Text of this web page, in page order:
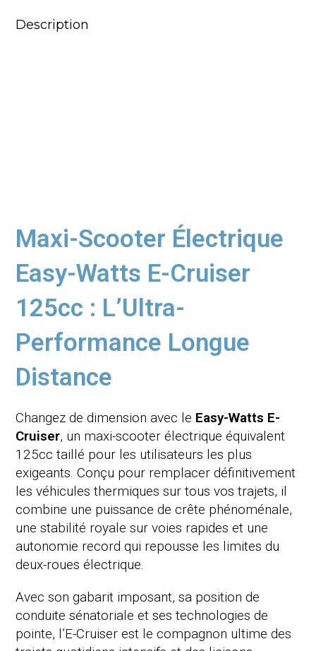
Description
Maxi-Scooter Électrique
Easy-Watts E-Cruiser
125cc : L’Ultra-
Performance Longue
Distance
Changez de dimension avec le Easy-Watts E-
Cruiser, un maxi-scooter électrique équivalent
125cc taillé pour les utilisateurs les plus
exigeants. Conçu pour remplacer définitivement
les véhicules thermiques sur tous vos trajets, il
combine une puissance de crête phénoménale,
une stabilité royale sur voies rapides et une
autonomie record qui repousse les limites du
deux-roues électrique.
Avec son gabarit imposant, sa position de
conduite sénatoriale et ses technologies de
pointe, l’E-Cruiser est le compagnon ultime des